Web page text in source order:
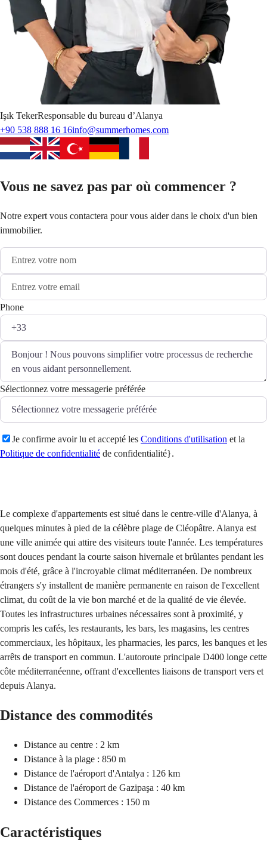
Işık TekerResponsable du bureau d’Alanya
+90 538 888 16 16info@summerhomes.com
Vous ne savez pas par où commencer ?
Notre expert vous contactera pour vous aider dans le choix d'un bien
immobilier.
Phone
Sélectionnez votre messagerie préférée
Je confirme avoir lu et accepté les Conditions d'utilisation et la
Politique de confidentialité de confidentialité}.
Le complexe d'appartements est situé dans le centre-ville d'Alanya, à
quelques minutes à pied de la célèbre plage de Cléopâtre. Alanya est
une ville animée qui attire des visiteurs toute l'année. Les températures
sont douces pendant la courte saison hivernale et brûlantes pendant les
mois d'été, grâce à l'incroyable climat méditerranéen. De nombreux
étrangers s'y installent de manière permanente en raison de l'excellent
climat, du coût de la vie bon marché et de la qualité de vie élevée.
Toutes les infrastructures urbaines nécessaires sont à proximité, y
compris les cafés, les restaurants, les bars, les magasins, les centres
commerciaux, les hôpitaux, les pharmacies, les parcs, les banques et les
arrêts de transport en commun. L'autoroute principale D400 longe cette
côte méditerranéenne, offrant d'excellentes liaisons de transport vers et
depuis Alanya.
Distance des commodités
Distance au centre : 2 km
Distance à la plage : 850 m
Distance de l'aéroport d'Antalya : 126 km
Distance de l'aéroport de Gazipaşa : 40 km
Distance des Commerces : 150 m
Caractéristiques